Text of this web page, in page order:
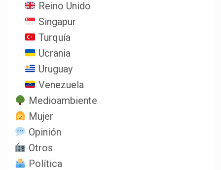
Reino Unido
Singapur
Turquía
Ucrania
Uruguay
Venezuela
Medioambiente
Mujer
Opinión
Otros
Política